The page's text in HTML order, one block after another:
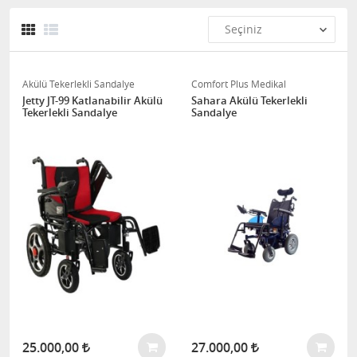
Akülü Tekerlekli Sandalye
Jetty JT-99 Katlanabilir Akülü
Tekerlekli Sandalye
25.000,00
Comfort Plus Medikal
Sahara Akülü Tekerlekli
Sandalye
27.000,00